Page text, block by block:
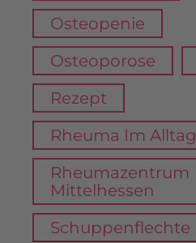
Osteopenie
Osteoporose
Rezept
Rheuma Im Alltag
Rheumazentrum
Mittelhessen
Schuppenflechte